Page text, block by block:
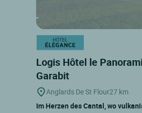
Logis Hôtel le
Garabit
Anglards De St Flour27 km
Im Herzen des Cantal, wo